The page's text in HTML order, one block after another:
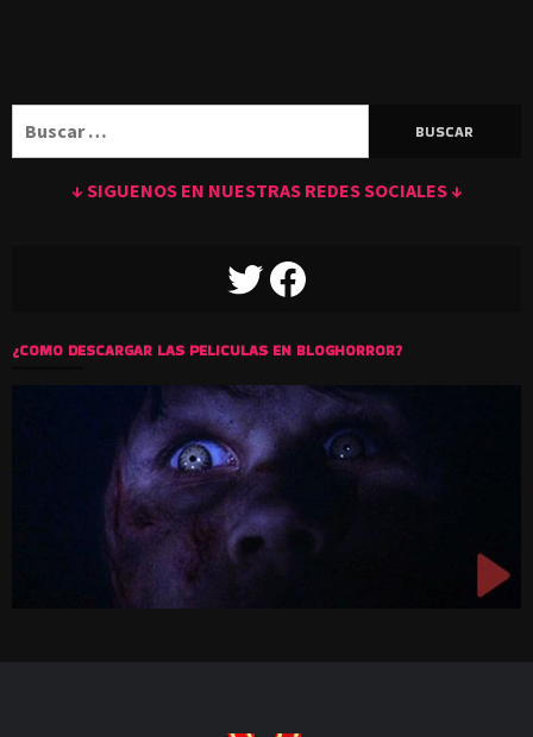
↓ SIGUENOS EN NUESTRAS REDES SOCIALES ↓
TWITTERFACEBOOK
¿COMO DESCARGAR LAS PELICULAS EN BLOGHORROR?